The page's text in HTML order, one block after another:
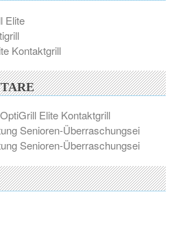
Elite
Kontaktgrill
Elite Kontaktgrill
Senioren-Überraschungsei
Senioren-Überraschungsei